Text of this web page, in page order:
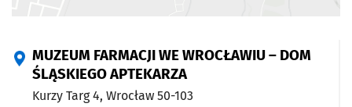
MUZEUM FARMACJI WE WROCŁAWIU – DOM
ŚLĄSKIEGO APTEKARZA
Kurzy Targ 4, Wrocław 50-103